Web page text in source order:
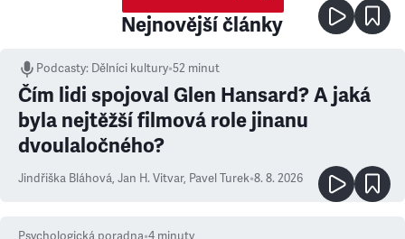
Nejnovější články
Podcasty: Dělníci kultury•52 minut
Čím lidi spojoval Glen Hansard? A jaká
byla nejtěžší filmová role jinanu
dvoulaločného?
Jindřiška Bláhová, Jan H. Vitvar, Pavel Turek•8. 8. 2026